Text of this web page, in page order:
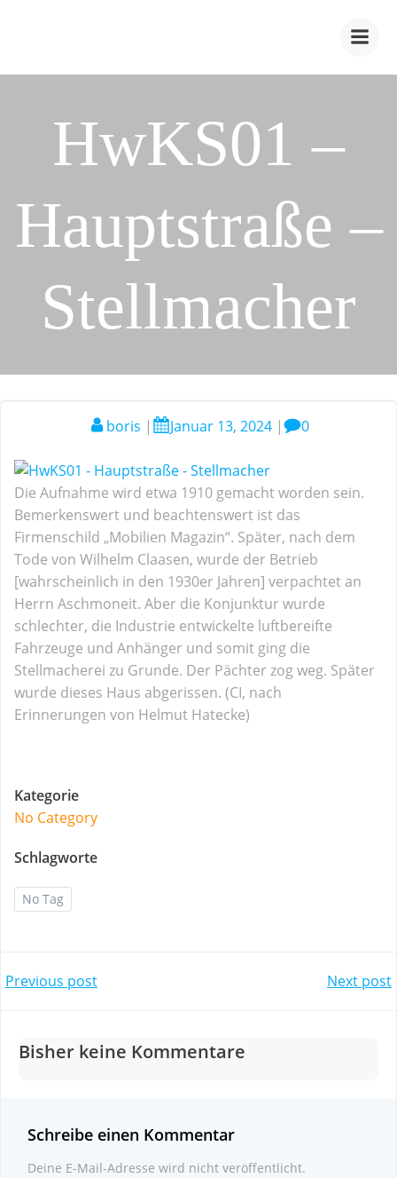
HwKS01 –
Hauptstraße –
Stellmacher
boris | Januar 13, 2024 | 0
Die Aufnahme wird etwa 1910 gemacht worden sein.
Bemerkenswert und beachtenswert ist das
Firmenschild „Mobilien Magazin“. Später, nach dem
Tode von Wilhelm Claasen, wurde der Betrieb
[wahrscheinlich in den 1930er Jahren] verpachtet an
Herrn Aschmoneit. Aber die Konjunktur wurde
schlechter, die Industrie entwickelte luftbereifte
Fahrzeuge und Anhänger und somit ging die
Stellmacherei zu Grunde. Der Pächter zog weg. Später
wurde dieses Haus abgerissen. (CI, nach
Erinnerungen von Helmut Hatecke)
Kategorie
No Category
Schlagworte
No Tag
Post
navigation
Previous post
navigation
Next post
Bisher keine Kommentare
Schreibe einen Kommentar
Deine E-Mail-Adresse wird nicht veröffentlicht.